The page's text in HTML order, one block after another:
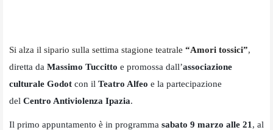
Si alza il sipario sulla settima stagione teatrale “Amori tossici”,
diretta da Massimo Tuccitto e promossa dall’associazione
culturale Godot con il Teatro Alfeo e la partecipazione
del Centro Antiviolenza Ipazia.
Il primo appuntamento è in programma sabato 9 marzo alle 21 , al